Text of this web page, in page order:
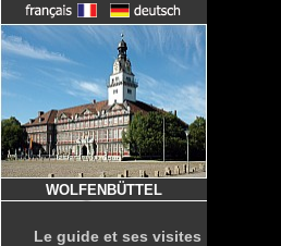
WOLFENBÜTTEL
Le guide et ses visites